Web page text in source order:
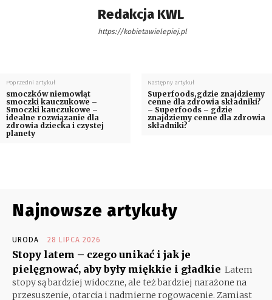
Redakcja KWL
https://kobietawielepiej.pl
Poprzedni artykuł
smoczków niemowląt
smoczki kauczukowe –
Smoczki kauczukowe –
idealne rozwiązanie dla
zdrowia dziecka i czystej
planety
Następny artykuł
Superfoods,gdzie znajdziemy
cenne dla zdrowia składniki?
– Superfoods – gdzie
znajdziemy cenne dla zdrowia
składniki?
Najnowsze artykuły
URODA 28 LIPCA 2026
Stopy latem – czego unikać i jak je
pielęgnować, aby były miękkie i gładkie Latem
stopy są bardziej widoczne, ale też bardziej narażone na
przesuszenie, otarcia i nadmierne rogowacenie. Zamiast